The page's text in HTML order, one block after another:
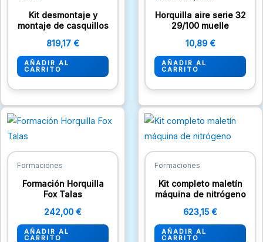
Kit desmontaje y
montaje de casquillos
819,17 €
AÑADIR AL
CARRITO
Horquilla aire serie 32
29/100 muelle
10,89 €
AÑADIR AL
CARRITO
Formaciones
Formación Horquilla
Fox Talas
242,00 €
AÑADIR AL
CARRITO
Formaciones
Kit completo maletín
máquina de nitrógeno
623,15 €
AÑADIR AL
CARRITO